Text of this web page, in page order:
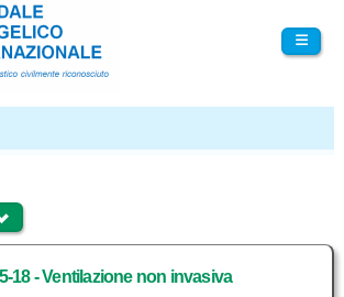
Operazioni...
18 - Ventilazione non invasiva